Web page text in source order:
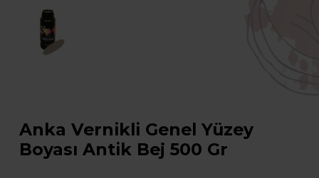
Anka Vernikli Genel Yüzey
Boyası Antik Bej 500 Gr